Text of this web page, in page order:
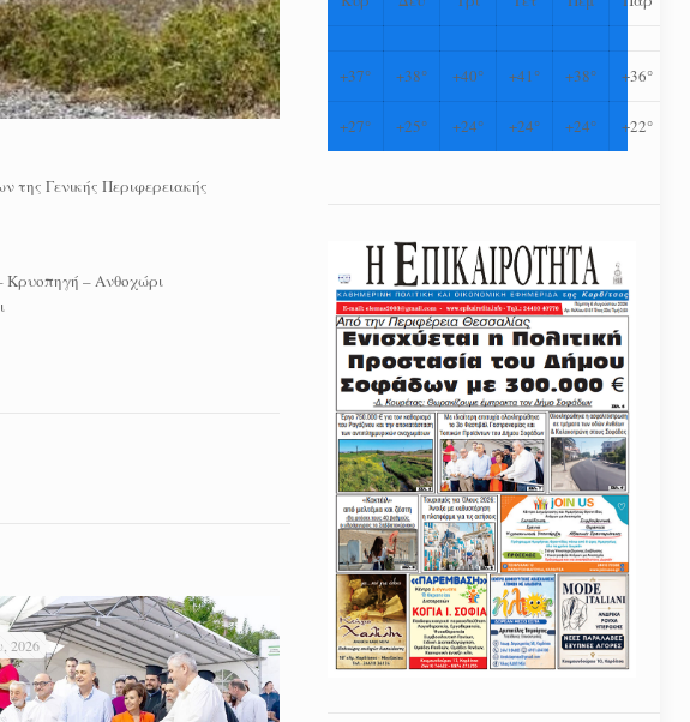
της Γενικής Περιφερειακής
Κρυοπηγή – Ανθοχώρι
2026
+37° +38° +40° +41° +38° +36°
+27° +25° +24° +24° +24° +22°